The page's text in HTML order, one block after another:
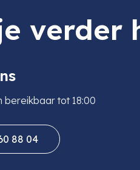
verder
bereikbaar tot 18:00
88 04